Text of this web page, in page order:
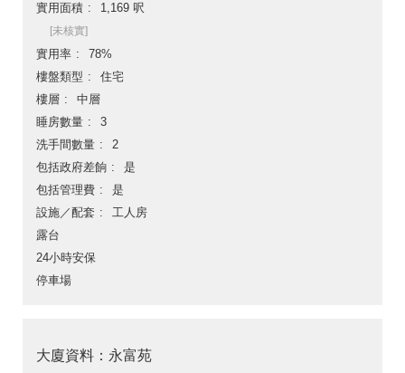
實用面積
1,169 呎
[未核實]
實用率
78%
樓盤類型
住宅
樓層
中層
睡房數量
3
洗手間數量
2
包括政府差餉
是
包括管理費
是
設施／配套
工人房
露台
24小時安保
停車場
大廈資料：永富苑